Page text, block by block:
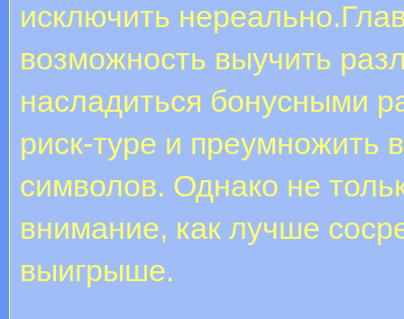
исключить
возможность выучить
насладиться бонусными
риск-туре и преумножить
символов. Однако не
внимание, как лучше
выигрыше.